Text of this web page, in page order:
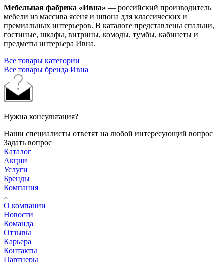
Мебельная фабрика «Ивна» — российский производитель
мебели из массива ясеня и шпона для классических и
премиальных интерьеров. В каталоге представлены спальни,
гостиные, шкафы, витрины, комоды, тумбы, кабинеты и
предметы интерьера Ивна.
Все товары категории
Все товары бренда Ивна
Нужна консультация?
Наши специалисты ответят на любой интересующий вопрос
Задать вопрос
Каталог
Акции
Услуги
Бренды
Компания
О компании
Новости
Команда
Отзывы
Карьера
Контакты
Партнеры